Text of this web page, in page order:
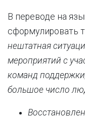
В переводе на
сформулировать
нештатная
мероприятий с
команд
большое число